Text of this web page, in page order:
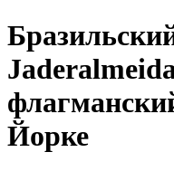
Йорке